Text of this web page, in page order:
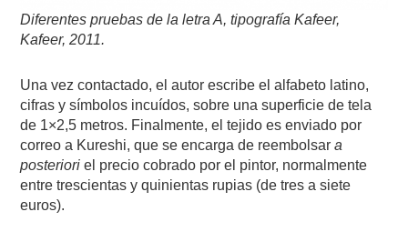
Diferentes pruebas de la letra A, tipografía Kafeer,
Kafeer, 2011.
Una vez contactado, el autor escribe el alfabeto latino,
cifras y símbolos incuídos, sobre una superficie de tela
de 1×2,5 metros. Finalmente, el tejido es enviado por
correo a Kureshi, que se encarga de reembolsara
posteriori el precio cobrado por el pintor, normalmente
entre trescientas y quinientas rupias (de tres a siete
euros).